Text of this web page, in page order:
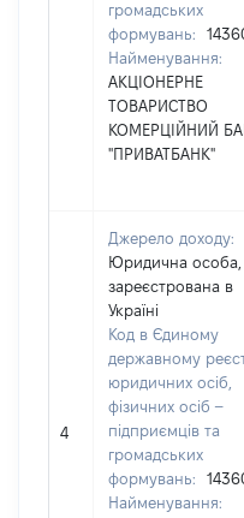
громадських
формувань:
Найменування:
АКЦІОНЕРНЕ
ТОВАРИСТВО
КОМЕРЦІЙНИЙ
"ПРИВАТБАНК"
4
Джерело доходу:
Юридична особа,
зареєстрована в
Україні
Код в Єдиному
державному
юридичних осіб,
фізичних осіб –
підприємців та
громадських
формувань:
Найменування: